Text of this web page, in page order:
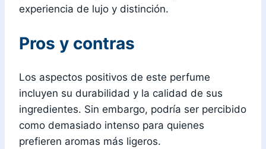
experiencia de lujo y distinción.
Pros y contras
Los aspectos positivos de este perfume
incluyen su durabilidad y la calidad de sus
ingredientes. Sin embargo, podría ser percibido
como demasiado intenso para quienes
prefieren aromas más ligeros.